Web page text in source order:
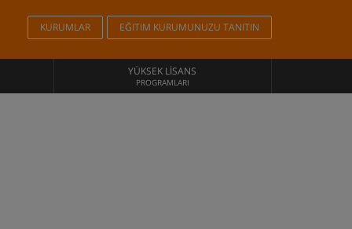
KURUMLAR EĞITIM KURUMUNUZU TANITIN
YÜKSEK LISANS
PROGRAMLARI